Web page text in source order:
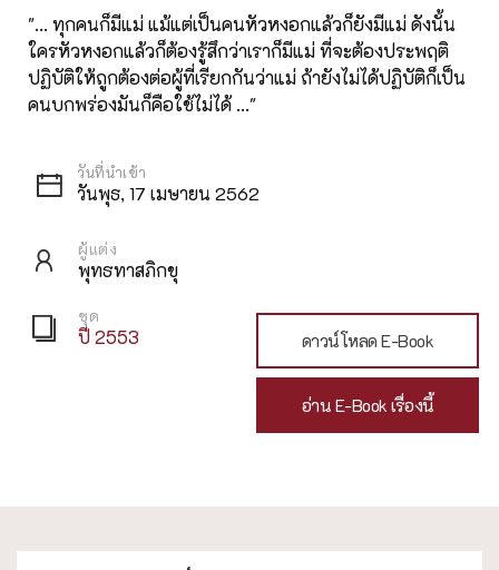
"... ทุกคนก็มีแม่ แม้แต่เป็นคนหัวหงอกแล้วก็ยังมีแม่ ดังนั้น
ใครหัวหงอกแล้วก็ต้องรู้สึกว่าเราก็มีแม่ ที่จะต้องประพฤติ
ปฏิบัติให้ถูกต้องต่อผู้ที่เรียกกันว่าแม่ ถ้ายังไม่ได้ปฏิบัติก็เป็น
คนบกพร่องมันก็คือใช้ไม่ได้ ..."
วันพุธ, 17 เมษายน 2562
ผู้แต่ง
พุทธทาสภิกขุ
ชุด
ปี 2553 ดาวน์โหลด E-Book
อ่าน E-Book เรื่องนี้